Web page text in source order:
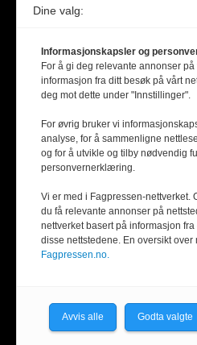
Dine valg:
Informasjonskapsler og
For å gi deg relevante annonser
informasjon fra ditt besøk på vårt
deg mot dette under "Innstillinger".
For øvrig bruker vi
analyse, for å sammenligne
og for å utvikle og tilby nødvendig
personvernerklæring.
Vi er med i Fagpressen-nettverket.
du få relevante annonser på
nettverket basert på informasjon
disse nettstedene. En oversikt
Fagpressen.no.
Avvis alle Godta valgte